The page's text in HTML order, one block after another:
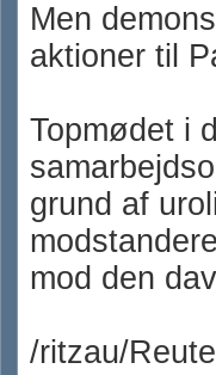
Men
aktioner til
Topmødet i
grund af
mod den
/ritzau/